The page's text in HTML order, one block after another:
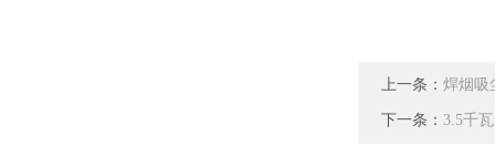
上一条： 焊烟吸
下一条： 3.5千